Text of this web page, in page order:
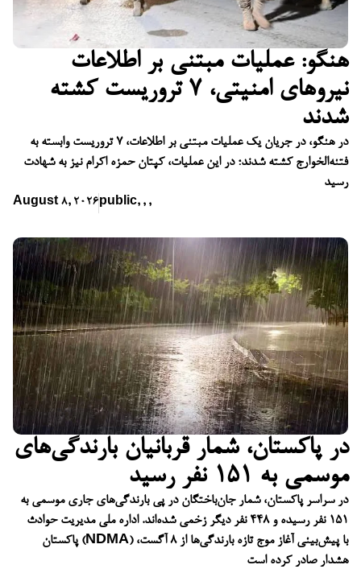
هنگو: عملیات مبتنی بر اطلاعات
نیروهای امنیتی، ۷ تروریست کشته
شدند
در هنگو، در جریان یک عملیات مبتنی بر اطلاعات، ۷ تروریست وابسته به
فتنه‌الخوارج کشته شدند؛ در این عملیات، کپتان حمزه اکرام نیز به شهادت
رسید
August 8, 2026 public, , ,
در پاکستان، شمار قربانیان بارندگی‌های
موسمی به ۱۵۱ نفر رسید
در سراسر پاکستان، شمار جان‌باختگان در پی بارندگی‌های جاری موسمی به
۱۵۱ نفر رسیده و ۴۴۸ نفر دیگر زخمی شده‌اند. اداره ملی مدیریت حوادث
پاکستان (NDMA) با پیش‌بینی آغاز موج تازه بارندگی‌ها از ۸ آگست،
هشدار صادر کرده است